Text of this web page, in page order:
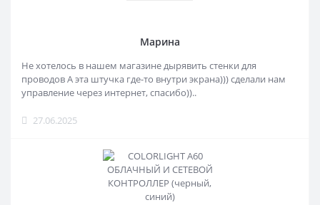
Марина
Не хотелось в нашем магазине дырявить стенки для
проводов А эта штучка где-то внутри экрана))) сделали нам
управление через интернет, спасибо))..
27.06.2025